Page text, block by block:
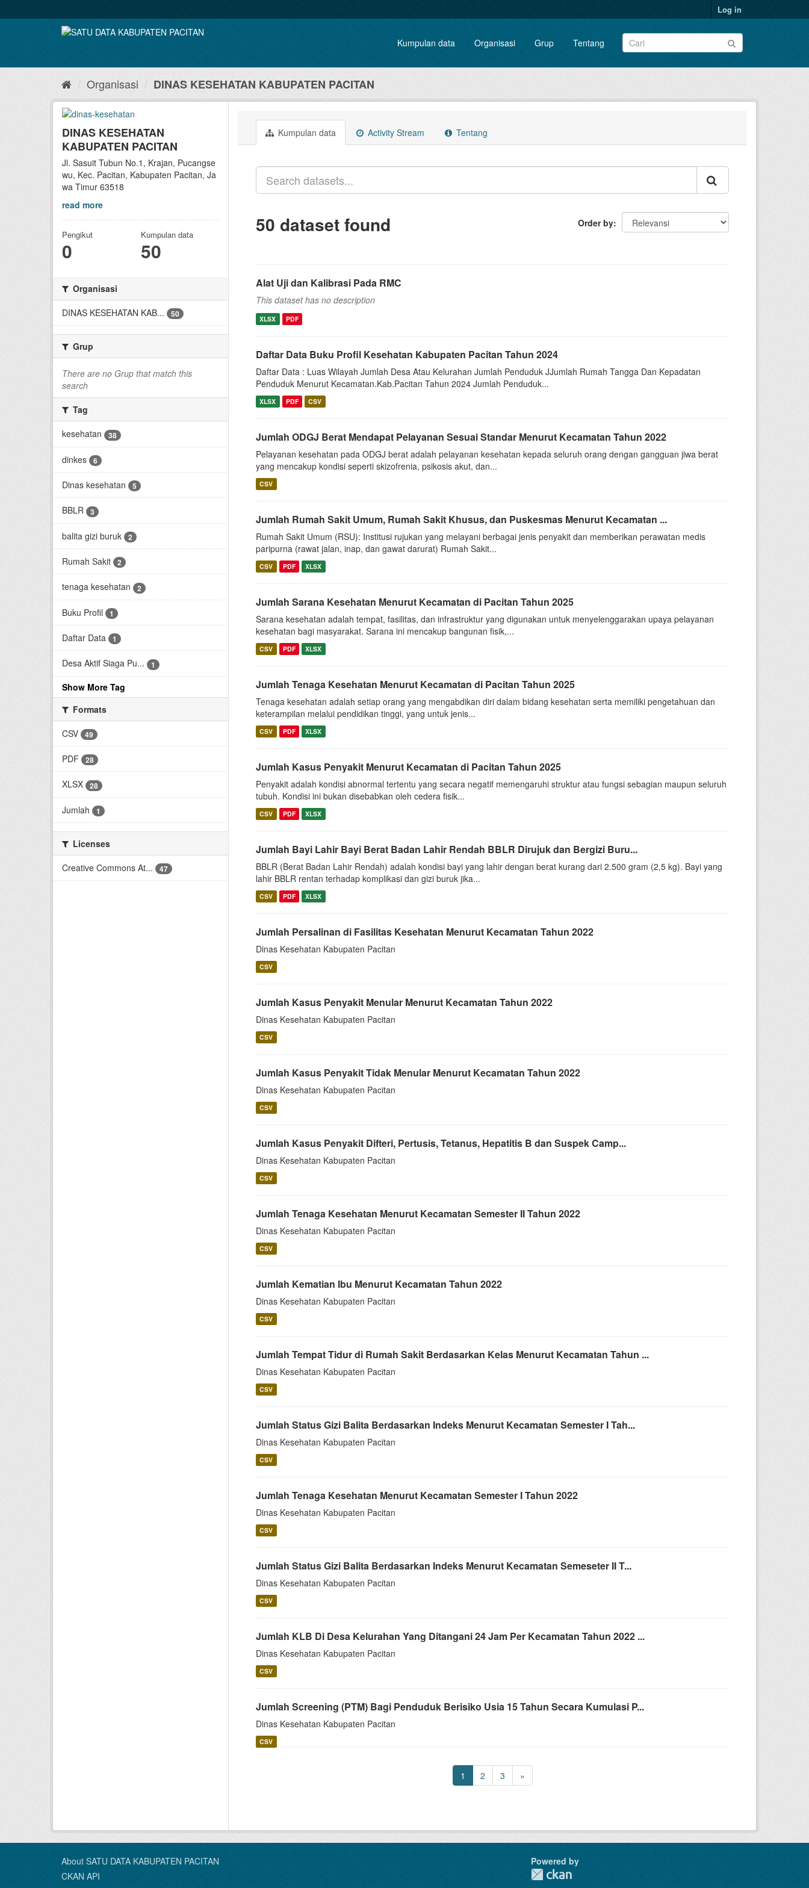
to
Log in
Kumpulan data Organisasi Grup Tentang
Organisasi DINAS KESEHATAN KABUPATEN PACITAN
DINAS KESEHATAN
KABUPATEN PACITAN
Jl. Sasuit Tubun No.1, Krajan, Pucangse
wu, Kec. Pacitan, Kabupaten Pacitan, Ja
wa Timur 63518
read more
Pengikut
0
Kumpulan data
50
Organisasi
DINAS KESEHATAN KAB...
50
Grup
There are no Grup that match this
search
Tag
kesehatan
38
dinkes 6
Dinas kesehatan 5
BBLR 3
balita gizi buruk 2
Rumah Sakit 2
tenaga kesehatan 2
Buku Profil 1
Daftar Data 1
Desa Aktif Siaga Pu... 1
Show More Tag
Formats
CSV
49
PDF 28
XLSX 28
Jumlah 1
Licenses
Creative Commons At...
47
Kumpulan data Activity Stream Tentang
Order by
50 dataset found
Alat Uji dan Kalibrasi Pada RMC
This dataset has no description
XLSX PDF
Daftar Data Buku Profil Kesehatan Kabupaten Pacitan Tahun 2024
Daftar Data : Luas Wilayah Jumlah Desa Atau Kelurahan Jumlah Penduduk JJumlah Rumah Tangga Dan Kepadatan
Penduduk Menurut Kecamatan.Kab.Pacitan Tahun 2024 Jumlah Penduduk...
XLSX PDF CSV
Jumlah ODGJ Berat Mendapat Pelayanan Sesuai Standar Menurut Kecamatan Tahun 2022
Pelayanan kesehatan pada ODGJ berat adalah pelayanan kesehatan kepada seluruh orang dengan gangguan jiwa berat
yang mencakup kondisi seperti skizofrenia, psikosis akut, dan...
CSV
Jumlah Rumah Sakit Umum, Rumah Sakit Khusus, dan Puskesmas Menurut Kecamatan ...
Rumah Sakit Umum (RSU): Institusi rujukan yang melayani berbagai jenis penyakit dan memberikan perawatan medis
paripurna (rawat jalan, inap, dan gawat darurat) Rumah Sakit...
CSV PDF XLSX
Jumlah Sarana Kesehatan Menurut Kecamatan di Pacitan Tahun 2025
Sarana kesehatan adalah tempat, fasilitas, dan infrastruktur yang digunakan untuk menyelenggarakan upaya pelayanan
kesehatan bagi masyarakat. Sarana ini mencakup bangunan fisik,...
CSV PDF XLSX
Jumlah Tenaga Kesehatan Menurut Kecamatan di Pacitan Tahun 2025
Tenaga kesehatan adalah setiap orang yang mengabdikan diri dalam bidang kesehatan serta memiliki pengetahuan dan
keterampilan melalui pendidikan tinggi, yang untuk jenis...
CSV PDF XLSX
Jumlah Kasus Penyakit Menurut Kecamatan di Pacitan Tahun 2025
Penyakit adalah kondisi abnormal tertentu yang secara negatif memengaruhi struktur atau fungsi sebagian maupun seluruh
tubuh. Kondisi ini bukan disebabkan oleh cedera fisik...
CSV PDF XLSX
Jumlah Bayi Lahir Bayi Berat Badan Lahir Rendah BBLR Dirujuk dan Bergizi Buru...
BBLR (Berat Badan Lahir Rendah) adalah kondisi bayi yang lahir dengan berat kurang dari 2.500 gram (2,5 kg). Bayi yang
lahir BBLR rentan terhadap komplikasi dan gizi buruk jika...
CSV PDF XLSX
Jumlah Persalinan di Fasilitas Kesehatan Menurut Kecamatan Tahun 2022
Dinas Kesehatan Kabupaten Pacitan
CSV
Jumlah Kasus Penyakit Menular Menurut Kecamatan Tahun 2022
Dinas Kesehatan Kabupaten Pacitan
CSV
Jumlah Kasus Penyakit Tidak Menular Menurut Kecamatan Tahun 2022
Dinas Kesehatan Kabupaten Pacitan
CSV
Jumlah Kasus Penyakit Difteri, Pertusis, Tetanus, Hepatitis B dan Suspek Camp...
Dinas Kesehatan Kabupaten Pacitan
CSV
Jumlah Tenaga Kesehatan Menurut Kecamatan Semester II Tahun 2022
Dinas Kesehatan Kabupaten Pacitan
CSV
Jumlah Kematian Ibu Menurut Kecamatan Tahun 2022
Dinas Kesehatan Kabupaten Pacitan
CSV
Jumlah Tempat Tidur di Rumah Sakit Berdasarkan Kelas Menurut Kecamatan Tahun ...
Dinas Kesehatan Kabupaten Pacitan
CSV
Jumlah Status Gizi Balita Berdasarkan Indeks Menurut Kecamatan Semester I Tah...
Dinas Kesehatan Kabupaten Pacitan
CSV
Jumlah Tenaga Kesehatan Menurut Kecamatan Semester I Tahun 2022
Dinas Kesehatan Kabupaten Pacitan
CSV
Jumlah Status Gizi Balita Berdasarkan Indeks Menurut Kecamatan Semeseter II T...
Dinas Kesehatan Kabupaten Pacitan
CSV
Jumlah KLB Di Desa Kelurahan Yang Ditangani 24 Jam Per Kecamatan Tahun 2022 ...
Dinas Kesehatan Kabupaten Pacitan
CSV
Jumlah Screening (PTM) Bagi Penduduk Berisiko Usia 15 Tahun Secara Kumulasi P...
Dinas Kesehatan Kabupaten Pacitan
CSV
1 2 3 »
About SATU DATA KABUPATEN PACITAN
CKAN API
Powered by